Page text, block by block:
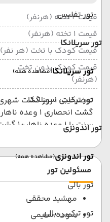
تور تفلیس
تور سریلانکا
تور سریلانکا(مشاهده همه)
تور ترکیبی سریلانکا
تور اندونزی
تور اندونزی(مشاهده همه)
تور بالی
تور ترکیبی بالی
قیمت 2 تخته (هرنفر)
قیمت 1 تخته (هرنفر)
قیمت کودک با تخت (هر نفر)
قیمت کودک بدون تخت
(هرنفر)
مرکز خرید
مسئولین تور
مهشید محققی
سوده سلیمی